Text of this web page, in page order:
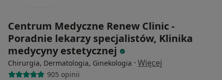
Centrum Medyczne Renew Clinic -
Poradnie lekarzy specjalistów, Klinika
medycyny estetycznej
Chirurgia, Dermatologia, Ginekologia · Więcej
905 opinii